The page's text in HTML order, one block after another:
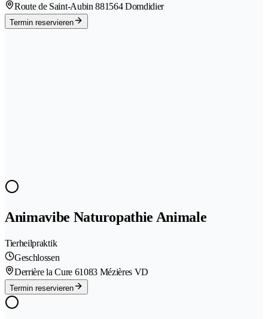
Route de Saint-Aubin 881564 Domdidier
Termin reservieren
Animavibe Naturopathie Animale
Tierheilpraktik
Geschlossen
Derrière la Cure 61083 Mézières VD
Termin reservieren